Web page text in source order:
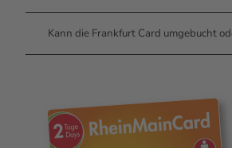
Kann die Frankfurt Card umgebucht